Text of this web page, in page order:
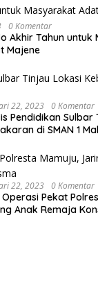
0 Komentar
Akhir Tahun untuk
Majene
22, 2023 0 Komentar
Pendidikan Sulbar
di SMAN 1
22, 2023 0 Komentar
Pekat
Anak Remaja